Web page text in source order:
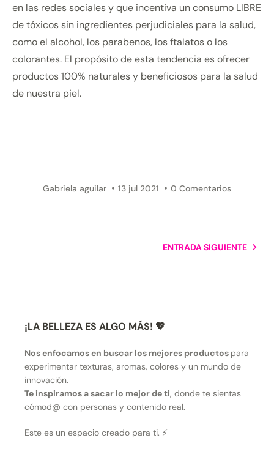
en las redes sociales y que incentiva un consumo LIBRE
de tóxicos sin ingredientes perjudiciales para la salud,
como el alcohol, los parabenos, los ftalatos o los
colorantes. El propósito de esta tendencia es ofrecer
productos 100% naturales y beneficiosos para la salud
de nuestra piel.
Gabriela aguilar 13 jul 2021 0 Comentarios
ENTRADA SIGUIENTE
¡LA BELLEZA ES ALGO MÁS! 💖
Nos enfocamos en buscar los mejores productos para
experimentar texturas, aromas, colores y un mundo de
innovación.
Te inspiramos a sacar lo mejor de ti, donde te sientas
cómod@ con personas y contenido real.
Este es un espacio creado para ti. ⚡